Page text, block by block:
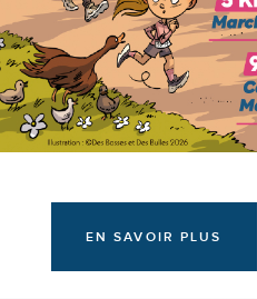
Actualités
Prendre rendez-vous
EN SAVOIR PLUS